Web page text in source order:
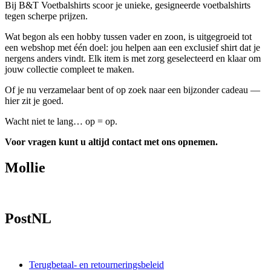
Bij B&T Voetbalshirts scoor je unieke, gesigneerde voetbalshirts
tegen scherpe prijzen.
Wat begon als een hobby tussen vader en zoon, is uitgegroeid tot
een webshop met één doel: jou helpen aan een exclusief shirt dat je
nergens anders vindt. Elk item is met zorg geselecteerd en klaar om
jouw collectie compleet te maken.
Of je nu verzamelaar bent of op zoek naar een bijzonder cadeau —
hier zit je goed.
Wacht niet te lang… op = op.
Voor vragen kunt u altijd contact met ons opnemen.
Mollie
PostNL
Terugbetaal- en retourneringsbeleid